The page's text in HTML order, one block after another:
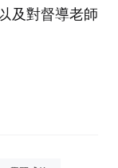
及對督導老師